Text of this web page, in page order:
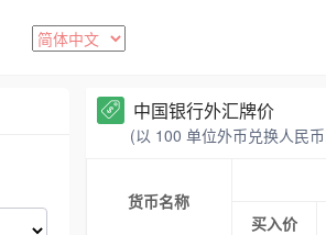
中国银行外汇牌价
(以 100 单位外币兑换人民
货币名称
买入价